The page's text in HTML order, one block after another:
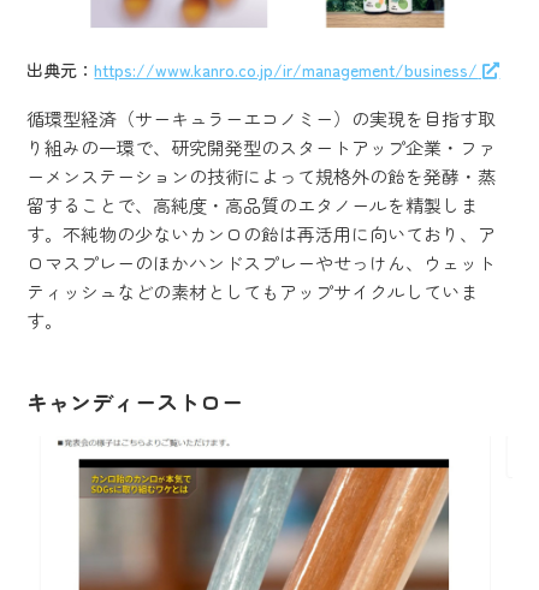
出典元：https://www.kanro.co.jp/ir/management/business/
循環型経済（サーキュラーエコノミー）の実現を目指す取
り組みの一環で、研究開発型のスタートアップ企業・ファ
ーメンステーションの技術によって規格外の飴を発酵・蒸
留することで、高純度・高品質のエタノールを精製しま
す。不純物の少ないカンロの飴は再活用に向いており、ア
ロマスプレーのほかハンドスプレーやせっけん、ウェット
ティッシュなどの素材としてもアップサイクルしていま
す。
キャンディーストロー